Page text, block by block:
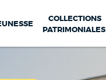
COLLECTIONS
PATRIMONIALES